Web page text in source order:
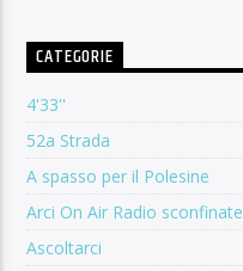
CATEGORIE
4'33''
52a Strada
A spasso per il Polesine
Arci On Air Radio sconfinate
Ascoltarci